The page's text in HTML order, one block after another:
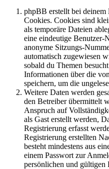
phpBB erstellt bei deinem
Cookies. Cookies sind
als temporäre Dateien
eine eindeutige
anonyme Sitzungs-
automatisch zugewiesen
sobald du Themen
Informationen über die
speichern, um die
Weitere Daten werden
den Betreiber übermittelt
Anspruch auf
als Gast erstellt werden,
Registrierung erfasst
Registrierung erstellten
besteht mindestens aus
einem Passwort zur
persönlichen und gültigen